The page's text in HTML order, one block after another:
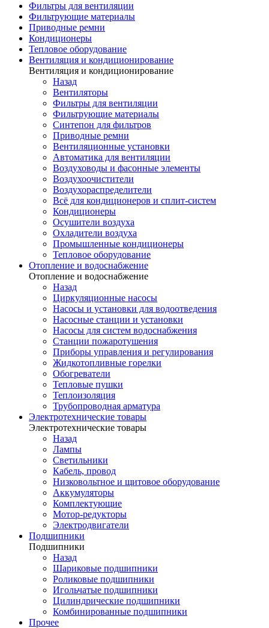
Фильтры для вентиляции
Фильтрующие материалы
Приводные ремни
Кондиционеры
Тепловое оборудование
Вентиляция и кондиционирование
Вентиляция и кондиционирование
Назад
Вентиляторы
Фильтры для вентиляции
Фильтрующие материалы
Синтепон для фильтров
Приводные ремни
Вентиляционные установки
Автоматика для вентиляции
Воздуховоды и фасонные элементы
Воздухоочистители
Воздухораспределители
Всё для кондиционеров и сплит-систем
Кондиционеры
Осушители воздуха
Охладители воздуха
Промышленные кондиционеры
Тепловое оборудование
Отопление и водоснабжение
Отопление и водоснабжение
Назад
Циркуляционные насосы
Насосы и установки для водоотведения
Насосные станции и установки
Насосы для систем водоснабжения
Станции пожаротушения
Приборы управления и регулирования
Жидкотопливные горелки
Обогреватели
Тепловые пушки
Теплоизоляция
Трубопроводная арматура
Электротехнические товары
Электротехнические товары
Назад
Лампы
Светильники
Кабель, провод
Низковольтное и щитовое оборудование
Аккумуляторы
Комплектующие
Мотор-редукторы
Электродвигатели
Подшипники
Подшипники
Назад
Шариковые подшипники
Роликовые подшипники
Игольчатые подшипники
Цилиндрические подшипники
Комбинированные подшипники
Прочее